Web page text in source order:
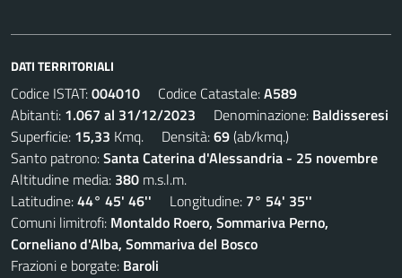
DATI TERRITORIALI
Codice ISTAT:004010 Codice Catastale:A589
Abitanti: 1.067 al 31/12/2023 Denominazione: Baldisseresi
Superficie: 15,33 Kmq. Densità:69(ab/kmq.)
Santo patrono:Santa Caterina d'Alessandria - 25 novembre
Altitudine media: 380 m.s.l.m.
Latitudine:44° 45' 46'' Longitudine: 7° 54' 35''
Comuni limitrofi: Montaldo Roero, Sommariva Perno,
Corneliano d'Alba, Sommariva del Bosco
Frazioni e borgate: Baroli